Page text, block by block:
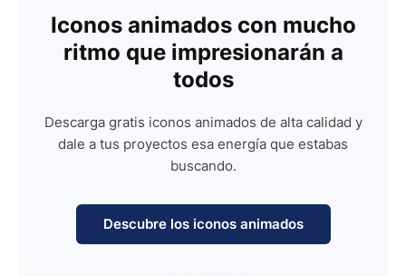
Iconos animados con mucho
ritmo que impresionarán a
todos
Descarga gratis iconos animados de alta calidad y
dale a tus proyectos esa energía que estabas
buscando.
Descubre los iconos animados